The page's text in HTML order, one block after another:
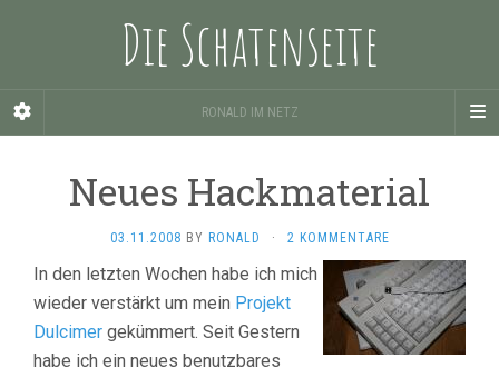
Die Schatenseite
RONALD IM NETZ
Neues Hackmaterial
03.11.2008 BY RONALD · 2 KOMMENTARE
In den letzten Wochen habe ich mich
wieder verstärkt um mein Projekt
Dulcimer gekümmert. Seit Gestern
habe ich ein neues benutzbares